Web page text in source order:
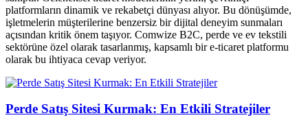
platformların dinamik ve rekabetçi dünyası alıyor. Bu dönüşümde,
işletmelerin müşterilerine benzersiz bir dijital deneyim sunmaları
açısından kritik önem taşıyor. Comwize B2C, perde ve ev tekstili
sektörüne özel olarak tasarlanmış, kapsamlı bir e-ticaret platformu
olarak bu ihtiyaca cevap veriyor.
Perde Satış Sitesi Kurmak: En Etkili Stratejiler